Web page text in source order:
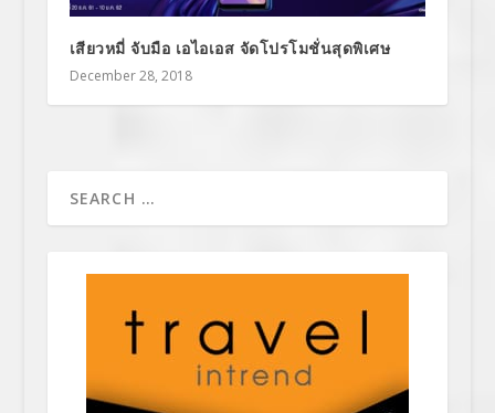
เสียวหมี่ จับมือ เอไอเอส จัดโปรโมชั่นสุดพิเศษ
December 28, 2018